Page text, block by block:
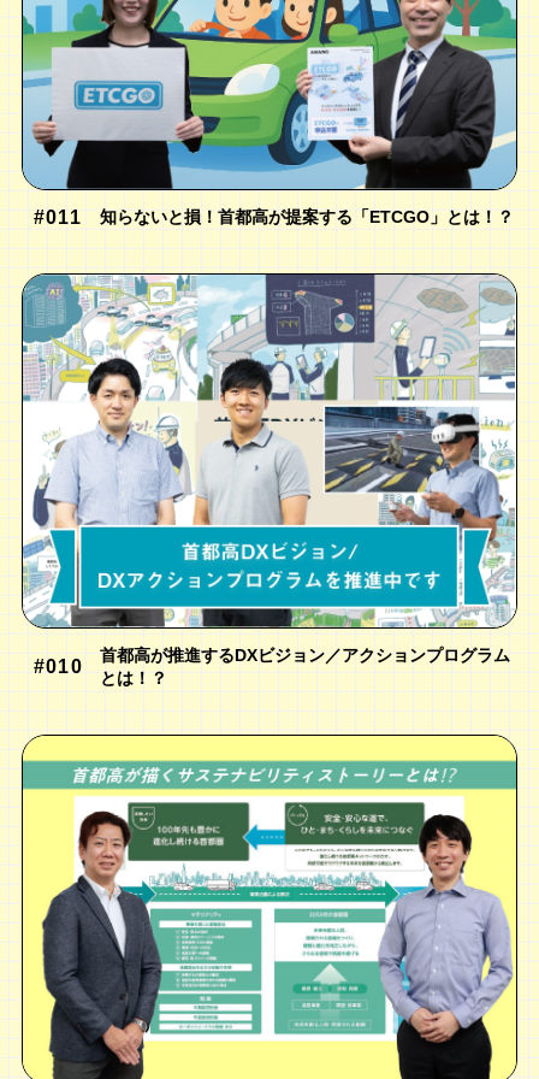
#011 知らないと損！首都高が提案する「ETCGO」とは！？
#010
首都高が推進するDXビジョン／アクションプログラム
とは！？